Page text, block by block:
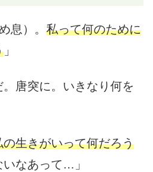
息）。 私って何のために
」
唐突に。いきなり何を
の生きがいって何だろう
なあって…」